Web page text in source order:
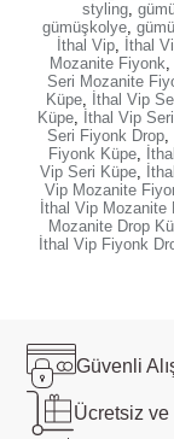
styling,
gümüşkolye,
İthal Vip
İthal
Mozanite Fiyonk
Seri Mozanite
Küpe
İthal Vip
Küpe
İthal Vip
Seri Fiyonk Drop,
Fiyonk Küpe
Vip Seri Küpe
Vip Mozanite
İthal Vip Mozanite
Mozanite Drop
İthal Vip Fiyonk
Güvenli
Ücretsiz ve